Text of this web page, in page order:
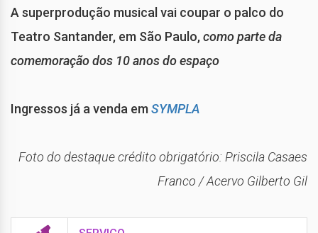
A superprodução musical vai coupar o palco do
Teatro Santander, em São Paulo,como parte da
comemoração dos 10 anos do espaço
Ingressos já a venda emSYMPLA
Foto do destaque crédito obrigatório: Priscila Casaes
Franco / Acervo Gilberto Gil